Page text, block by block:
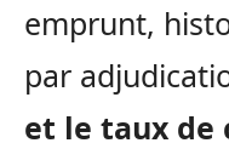
emprunt,
par
et le taux de